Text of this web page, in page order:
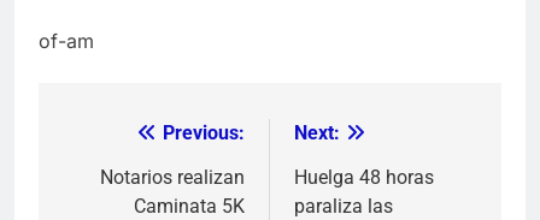
of-am
Navegación
Previous:
Notarios realizan
Caminata 5K
Next:
Huelga 48 horas
paraliza las